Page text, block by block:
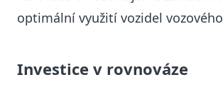
optimální využití vozidel
Investice v rovnováze